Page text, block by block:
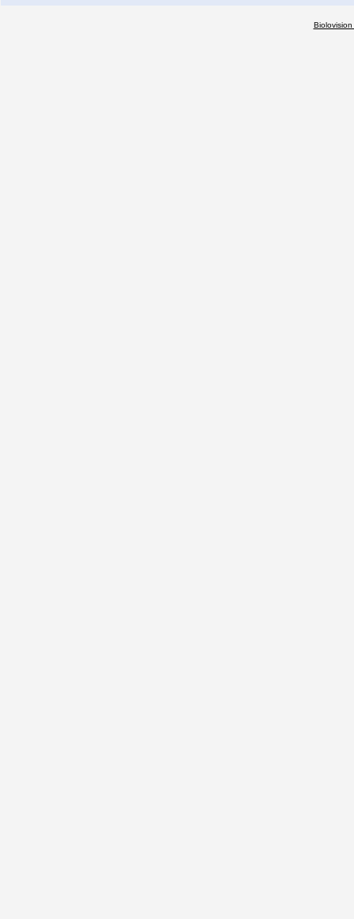
Biolovision